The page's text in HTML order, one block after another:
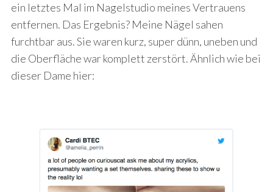
ein letztes Mal im Nagelstudio meines Vertrauens
entfernen. Das Ergebnis? Meine Nägel sahen
furchtbar aus. Sie waren kurz, super dünn, uneben und
die Oberfläche war komplett zerstört. Ähnlich wie bei
dieser Dame hier: